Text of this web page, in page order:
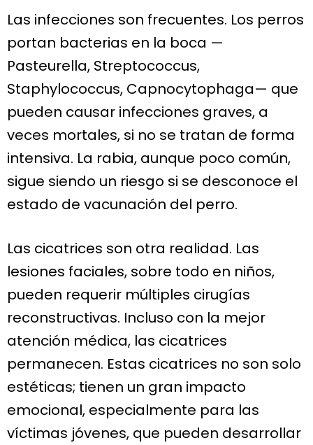
Las infecciones son frecuentes. Los perros
portan bacterias en la boca —
Pasteurella, Streptococcus,
Staphylococcus, Capnocytophaga— que
pueden causar infecciones graves, a
veces mortales, si no se tratan de forma
intensiva. La rabia, aunque poco común,
sigue siendo un riesgo si se desconoce el
estado de vacunación del perro.
Las cicatrices son otra realidad. Las
lesiones faciales, sobre todo en niños,
pueden requerir múltiples cirugías
reconstructivas. Incluso con la mejor
atención médica, las cicatrices
permanecen. Estas cicatrices no son solo
estéticas; tienen un gran impacto
emocional, especialmente para las
víctimas jóvenes, que pueden desarrollar